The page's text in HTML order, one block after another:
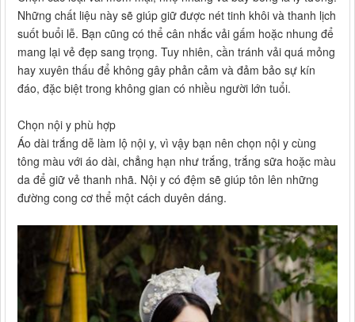
Những chất liệu này sẽ giúp giữ được nét tinh khôi và thanh lịch
suốt buổi lễ. Bạn cũng có thể cân nhắc vải gấm hoặc nhung để
mang lại vẻ đẹp sang trọng. Tuy nhiên, cần tránh vải quá mỏng
hay xuyên thấu để không gây phản cảm và đảm bảo sự kín
đáo, đặc biệt trong không gian có nhiều người lớn tuổi.
Chọn nội y phù hợp
Áo dài trắng dễ làm lộ nội y, vì vậy bạn nên chọn nội y cùng
tông màu với áo dài, chẳng hạn như trắng, trắng sữa hoặc màu
da để giữ vẻ thanh nhã. Nội y có đệm sẽ giúp tôn lên những
đường cong cơ thể một cách duyên dáng.